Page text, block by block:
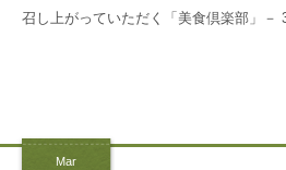
召し上がっていただく「美食倶楽部」－
Mar